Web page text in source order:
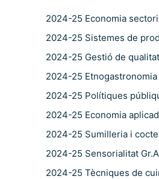
2024-25 Economia
2024-25 Sistemes de
2024-25 Gestió de
2024-25
2024-25 Polítiques
2024-25 Economia
2024-25 Sumilleria i
2024-25 Sensorialitat
2024-25 Tècniques de